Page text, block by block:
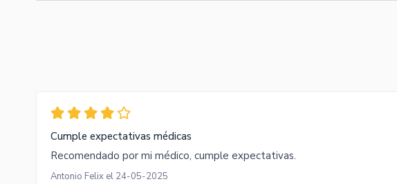
Cumple expectativas médicas
Recomendado por mi médico, cumple expectativas.
Antonio Felix el 24-05-2025